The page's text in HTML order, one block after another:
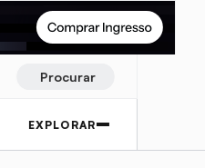
Procurar
EXPLORAR